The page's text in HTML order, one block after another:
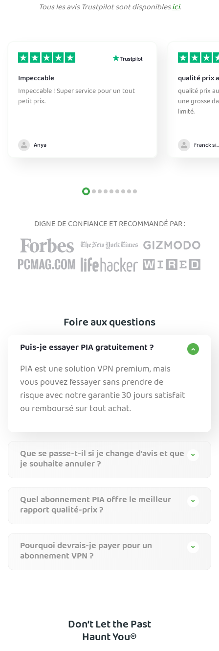
Tous les avis Trustpilot sont disponiblesici.
Impeccable
Impeccable ! Super service pour un tout
petit prix.
Anya
qualité prix
qualité prix
une grosse
limité.
franck simon
DIGNE DE CONFIANCE ET RECOMMANDÉ PAR :
Foire aux questions
Puis-je essayer PIA gratuitement ?
PIA est une solution VPN premium, mais
vous pouvez l’essayer sans prendre de
risque avec notre garantie 30 jours satisfait
ou remboursé sur tout achat.
Que se passe-t-il si je change d'avis et que
je souhaite annuler ?
Quel abonnement PIA offre le meilleur
rapport qualité-prix ?
Pourquoi devrais-je payer pour un
abonnement VPN ?
Don’t Let the Past
Haunt You®